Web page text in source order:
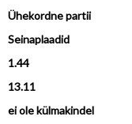
Ühekordne partii
Seinaplaadid
1.44
13.11
ei ole külmakindel